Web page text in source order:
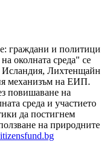
: граждани и политици
околната среда" се
Исландия, Лихтенщайн
механизъм на ЕИП.
повишаване на
среда и участието
да постигнем
на природните